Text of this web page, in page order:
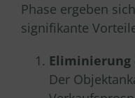
Phase ergeben
signifikante
Eliminierung
Der